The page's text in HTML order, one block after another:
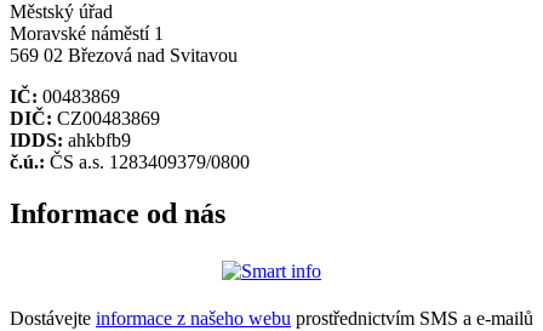
Městský úřad
Moravské náměstí 1
569 02 Březová nad Svitavou
IČ: 00483869
DIČ: CZ00483869
IDDS: ahkbfb9
č.ú.: ČS a.s. 1283409379/0800
Informace od nás
Dostávejte informace z našeho webu prostřednictvím SMS a e-mailů